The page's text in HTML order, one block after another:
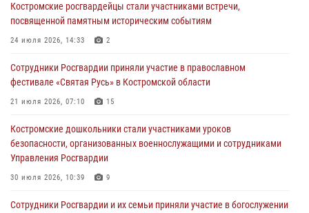
В Росгвардии по Костромской области проходят мероприятия,
посвященные 108-й годовщине со дня рождения генерала армии
Ивана Кирилловича Яковлева
Состоялась рабочая встреча директора Росгвардии Героя России
генерала армии Виктора Золотова с заместителем полномочного
Кавказском федеральном округе Виталием Кузнецовым
31 июля 2026, 07:08 4
Росгвардейцы знакомят костромичей со службой в ведомстве
Костромские росгвардейцы стали участниками встречи,
посвященной памятным историческим событиям
24 июля 2026, 14:33 2
Сотрудники Росгвардии приняли участие в православном
фестивале «Святая Русь» в Костромской области
21 июля 2026, 07:10 15
Костромские дошкольники стали участниками уроков
безопасности, организованных военнослужащими и сотрудниками
Управления Росгвардии
30 июля 2026, 10:39 9
Cотрудники Росгвардии и их семьи приняли участие в богослужении